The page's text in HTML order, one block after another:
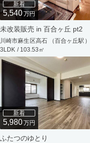
新着
5,540万円
未改装販売 in 百合ヶ丘 pt2
川崎市麻生区高石 （百合ヶ丘駅）
3LDK / 103.53㎡
新着
5,980万円
ふたつのゆとり